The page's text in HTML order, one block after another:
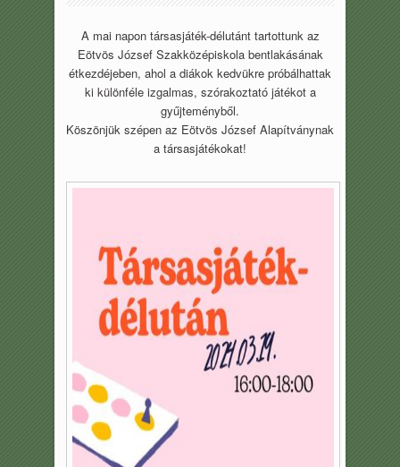
A mai napon társasjáték-délutánt tartottunk az
Eötvös József Szakközépiskola bentlakásának
étkezdéjeben, ahol a diákok kedvükre próbálhattak
ki különféle izgalmas, szórakoztató játékot a
gyűjteményből.
Köszönjük szépen az Eötvös József Alapítványnak
a társasjátékokat!